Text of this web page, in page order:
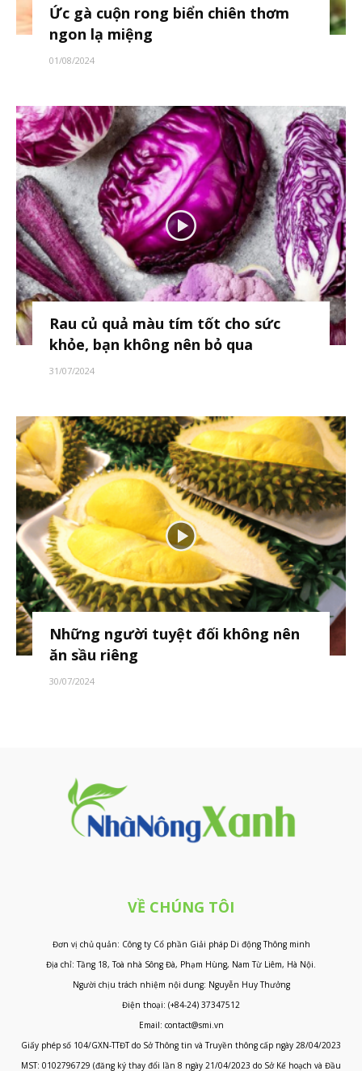
Ức gà cuộn rong biển chiên thơm
ngon lạ miệng
01/08/2024
Rau củ quả màu tím tốt cho sức
khỏe, bạn không nên bỏ qua
31/07/2024
Những người tuyệt đối không nên
ăn sầu riêng
30/07/2024
VỀ CHÚNG TÔI
Đơn vị chủ quản: Công ty Cổ phần Giải pháp Di động Thông minh
Địa chỉ: Tầng 18, Toà nhà Sông Đà, Phạm Hùng, Nam Từ Liêm, Hà Nội.
Người chịu trách nhiệm nội dung: Nguyễn Huy Thưởng
Điện thoại: (+84-24) 37347512
Email: contact@smi.vn
Giấy phép số 104/GXN-TTĐT do Sở Thông tin và Truyền thông cấp ngày 28/04/2023
MST: 0102796729 (đăng ký thay đổi lần 8 ngày 21/04/2023 do Sở Kế hoạch và Đầu